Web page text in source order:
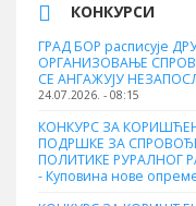
КОНКУРСИ
ГРАД БОР расписује
ОРГАНИЗОВАЊЕ
СЕ АНГАЖУЈУ
24.07.2026. - 08:15
КОНКУРС ЗА
ПОДРШКЕ ЗА
ПОЛИТИКЕ РУРАЛНОГ
- Куповина нове